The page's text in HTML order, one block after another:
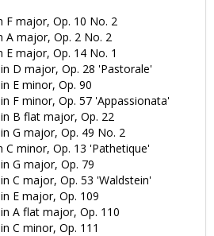
F major, Op. 10 No. 2
A major, Op. 2 No. 2
E major, Op. 14 No. 1
D major, Op. 28 'Pastorale'
E minor, Op. 90
F minor, Op. 57 'Appassionata'
B flat major, Op. 22
G major, Op. 49 No. 2
C minor, Op. 13 'Pathetique'
G major, Op. 79
C major, Op. 53 'Waldstein'
E major, Op. 109
A flat major, Op. 110
C minor, Op. 111